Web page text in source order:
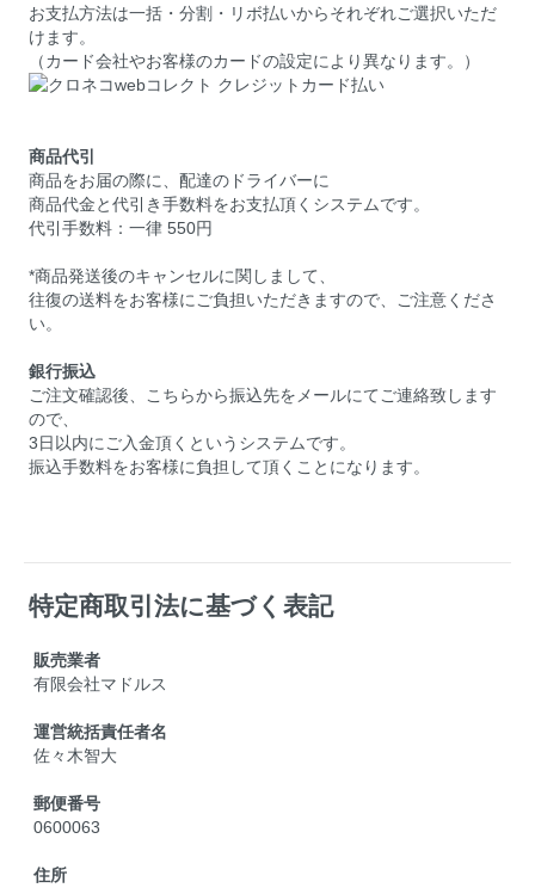
お支払方法は一括・分割・リボ払いからそれぞれご選択いただ
けます。
（カード会社やお客様のカードの設定により異なります。）
商品代引
商品をお届の際に、配達のドライバーに
商品代金と代引き手数料をお支払頂くシステムです。
代引手数料：一律 550円
*商品発送後のキャンセルに関しまして、
往復の送料をお客様にご負担いただきますので、ご注意くださ
い。
銀行振込
ご注文確認後、こちらから振込先をメールにてご連絡致します
ので、
3日以内にご入金頂くというシステムです。
振込手数料をお客様に負担して頂くことになります。
特定商取引法に基づく表記
販売業者
有限会社マドルス
運営統括責任者名
佐々木智大
郵便番号
0600063
住所